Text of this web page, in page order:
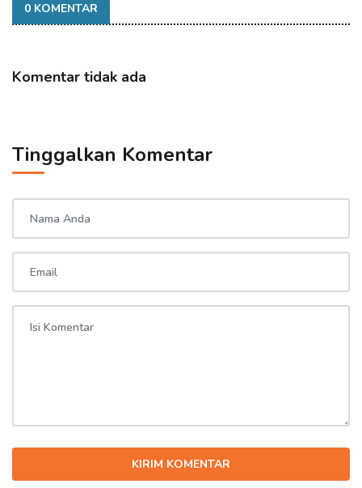
0 KOMENTAR
Komentar tidak ada
Tinggalkan Komentar
KIRIM KOMENTAR